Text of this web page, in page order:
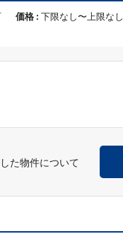
価格 : 下限なし〜上限なし
た物件について